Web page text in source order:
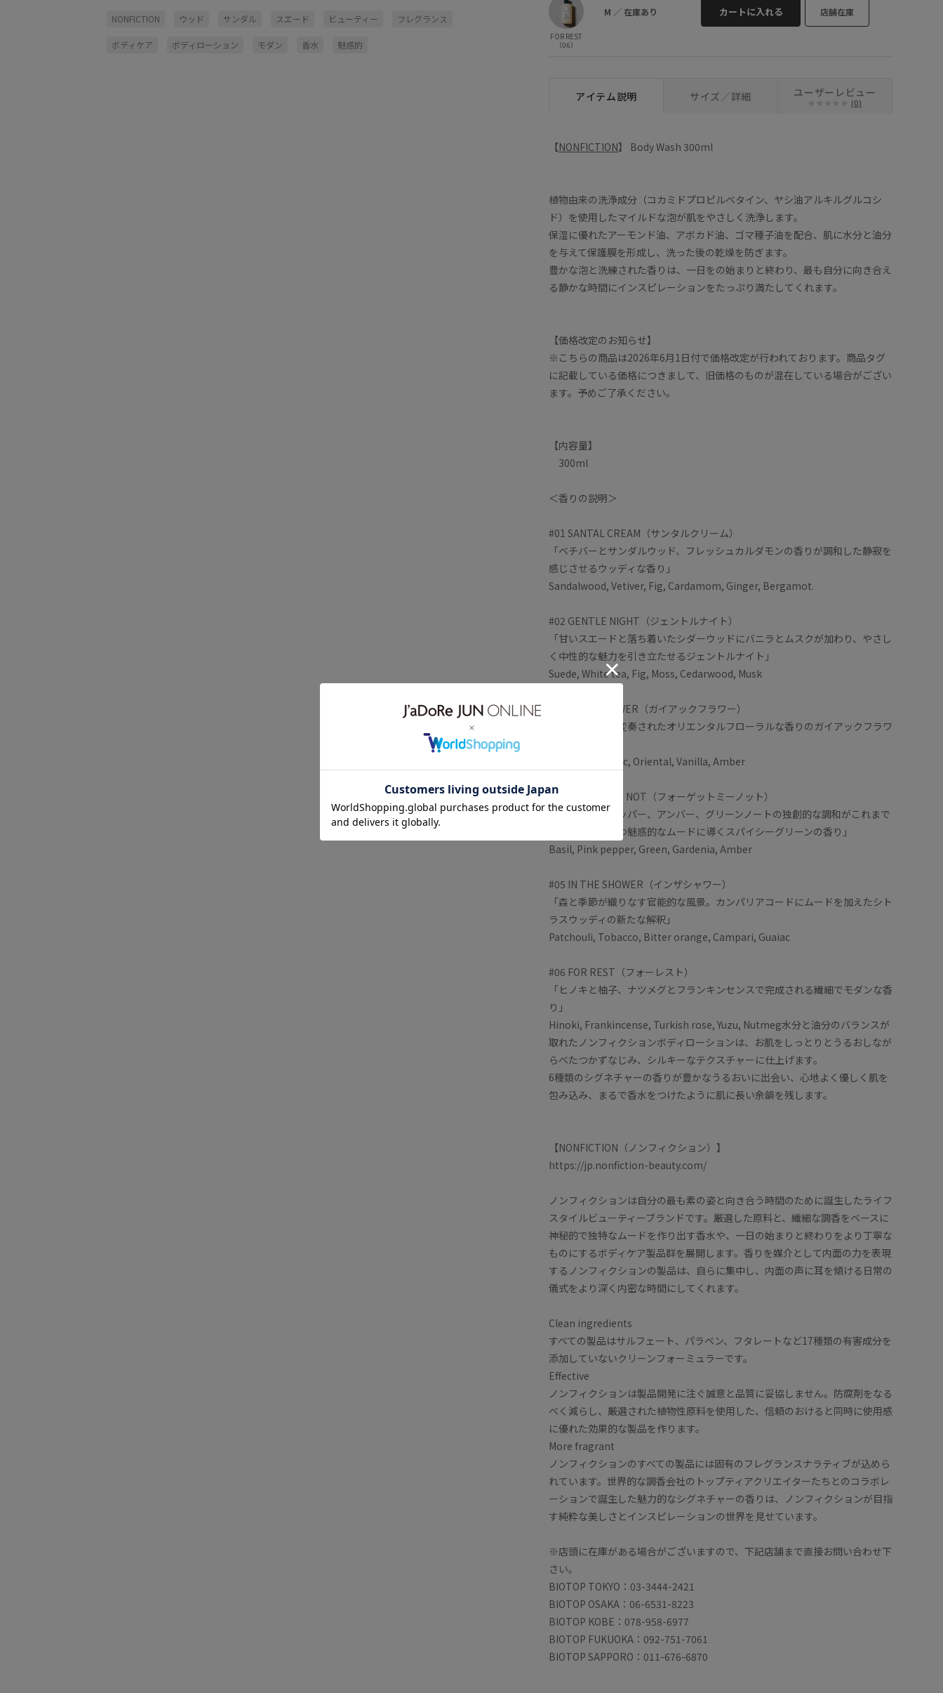
NONFICTION ウッド サンダル スエード ビューティー フレグランス
ボディケア ボディローション モダン 香水 魅惑的
FOR REST
（06）
M ／ 在庫あり カートに入れる 店舗在庫
アイテム説明 サイズ／詳細 ユーザーレビュー
(0)
【NONFICTION】 Body Wash 300ml
植物由来の洗浄成分（コカミドプロピルベタイン、ヤシ油アルキルグルコシ
ド）を使用したマイルドな泡が肌をやさしく洗浄します。
保湿に優れたアーモンド油、アボカド油、ゴマ種子油を配合、肌に水分と油分
を与えて保護膜を形成し、洗った後の乾燥を防ぎます。
豊かな泡と洗練された香りは、一日をの始まりと終わり、最も自分に向き合え
る静かな時間にインスピレーションをたっぷり満たしてくれます。
【価格改定のお知らせ】
※こちらの商品は2026年6月1日付で価格改定が行われております。商品タグ
に記載している価格につきまして、旧価格のものが混在している場合がござい
ます。予めご了承ください。
【内容量】
300ml
＜香りの説明＞
#01 SANTAL CREAM（サンタルクリーム）
「ベチバーとサンダルウッド、フレッシュカルダモンの香りが調和した静寂を
感じさせるウッディな香り」
Sandalwood, Vetiver, Fig, Cardamom, Ginger, Bergamot.
#02 GENTLE NIGHT（ジェントルナイト）
「甘いスエードと落ち着いたシダーウッドにバニラとムスクが加わり、やさし
く中性的な魅力を引き立たせるジェントルナイト」
Suede, White tea, Fig, Moss, Cedarwood, Musk
#03 GAIAC FLOWER（ガイアックフラワー）
「スモーキーに変奏されたオリエンタルフローラルな香りのガイアックフラワ
Wild rose, Guaiac, Oriental, Vanilla, Amber
#04 FORGET ME NOT（フォーゲットミーノット）
「スパイシーペッパー、アンバー、グリーンノートの独創的な調和がこれまで
にない神秘的かつ魅惑的なムードに導くスパイシーグリーンの香り」
Basil, Pink pepper, Green, Gardenia, Amber
#05 IN THE SHOWER（インザシャワー）
「森と季節が織りなす官能的な風景。カンパリアコードにムードを加えたシト
ラスウッディの新たな解釈」
Patchouli, Tobacco, Bitter orange, Campari, Guaiac
#06 FOR REST（フォーレスト）
「ヒノキと柚子、ナツメグとフランキンセンスで完成される繊細でモダンな香
り」
Hinoki, Frankincense, Turkish rose, Yuzu, Nutmeg水分と油分のバランスが
取れたノンフィクションボディローションは、お肌をしっとりとうるおしなが
らべたつかずなじみ、シルキーなテクスチャーに仕上げます。
6種類のシグネチャーの香りが豊かなうるおいに出会い、心地よく優しく肌を
包み込み、まるで香水をつけたように肌に長い余韻を残します。
【NONFICTION（ノンフィクション）】
https://jp.nonfiction-beauty.com/
ノンフィクションは自分の最も素の姿と向き合う時間のために誕生したライフ
スタイルビューティーブランドです。厳選した原料と、繊細な調香をベースに
神秘的で独特なムードを作り出す香水や、一日の始まりと終わりをより丁寧な
ものにするボディケア製品群を展開します。香りを媒介として内面の力を表現
するノンフィクションの製品は、自らに集中し、内面の声に耳を傾ける日常の
儀式をより深く内密な時間にしてくれます。
Clean ingredients
すべての製品はサルフェート、パラベン、フタレートなど17種類の有害成分を
添加していないクリーンフォーミュラーです。
Effective
ノンフィクションは製品開発に注ぐ誠意と品質に妥協しません。防腐剤をなる
べく減らし、厳選された植物性原料を使用した、信頼のおけると同時に使用感
に優れた効果的な製品を作ります。
More fragrant
ノンフィクションのすべての製品には固有のフレグランスナラティブが込めら
れています。世界的な調香会社のトップティアクリエイターたちとのコラボレ
ーションで誕生した魅力的なシグネチャーの香りは、ノンフィクションが目指
す純粋な美しさとインスピレーションの世界を見せています。
※店頭に在庫がある場合がございますので、下記店舗まで直接お問い合わせ下
さい。
BIOTOP TOKYO：03-3444-2421
BIOTOP OSAKA：06-6531-8223
BIOTOP KOBE：078-958-6977
BIOTOP FUKUOKA：092-751-7061
BIOTOP SAPPORO：011-676-6870